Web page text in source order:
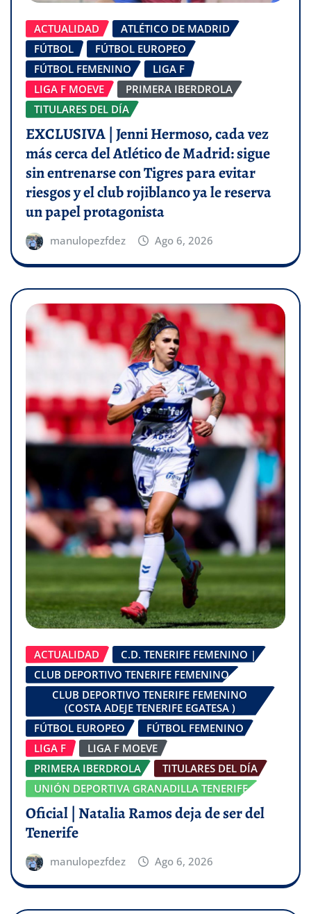
ACTUALIDAD
ATLÉTICO DE MADRID
FÚTBOL
FÚTBOL EUROPEO
FÚTBOL FEMENINO
LIGA F
LIGA F MOEVE
PRIMERA IBERDROLA
TITULARES DEL DÍA
EXCLUSIVA | Jenni Hermoso, cada vez
más cerca del Atlético de Madrid: sigue
sin entrenarse con Tigres para evitar
riesgos y el club rojiblanco ya le reserva
un papel protagonista
manulopezfdez Ago 6, 2026
ACTUALIDAD
C.D. TENERIFE FEMENINO |
CLUB DEPORTIVO TENERIFE FEMENINO
CLUB DEPORTIVO TENERIFE FEMENINO
(COSTA ADEJE TENERIFE EGATESA )
FÚTBOL EUROPEO
FÚTBOL FEMENINO
LIGA F
LIGA F MOEVE
PRIMERA IBERDROLA
TITULARES DEL DÍA
UNIÓN DEPORTIVA GRANADILLA TENERIFE
Oficial | Natalia Ramos deja de ser del
Tenerife
manulopezfdez Ago 6, 2026